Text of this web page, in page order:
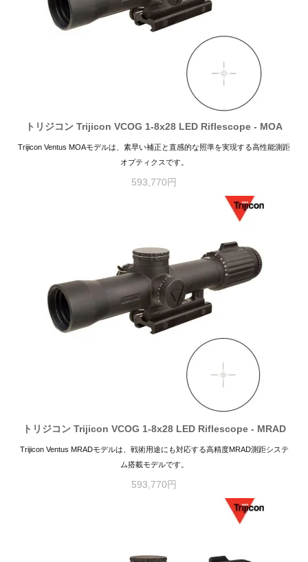
トリジコン Trijicon VCOG 1-8x28 LED Riflescope - MOA
Trijicon Ventus MOAモデルは、素早い補正と直感的な照準を実現する高性能測距
オプティクスです。
593,770円
トリジコン Trijicon VCOG 1-8x28 LED Riflescope - MRAD
Trijicon Ventus MRADモデルは、戦術用途にも対応する高精度MRAD測距システ
ム搭載モデルです。
593,770円